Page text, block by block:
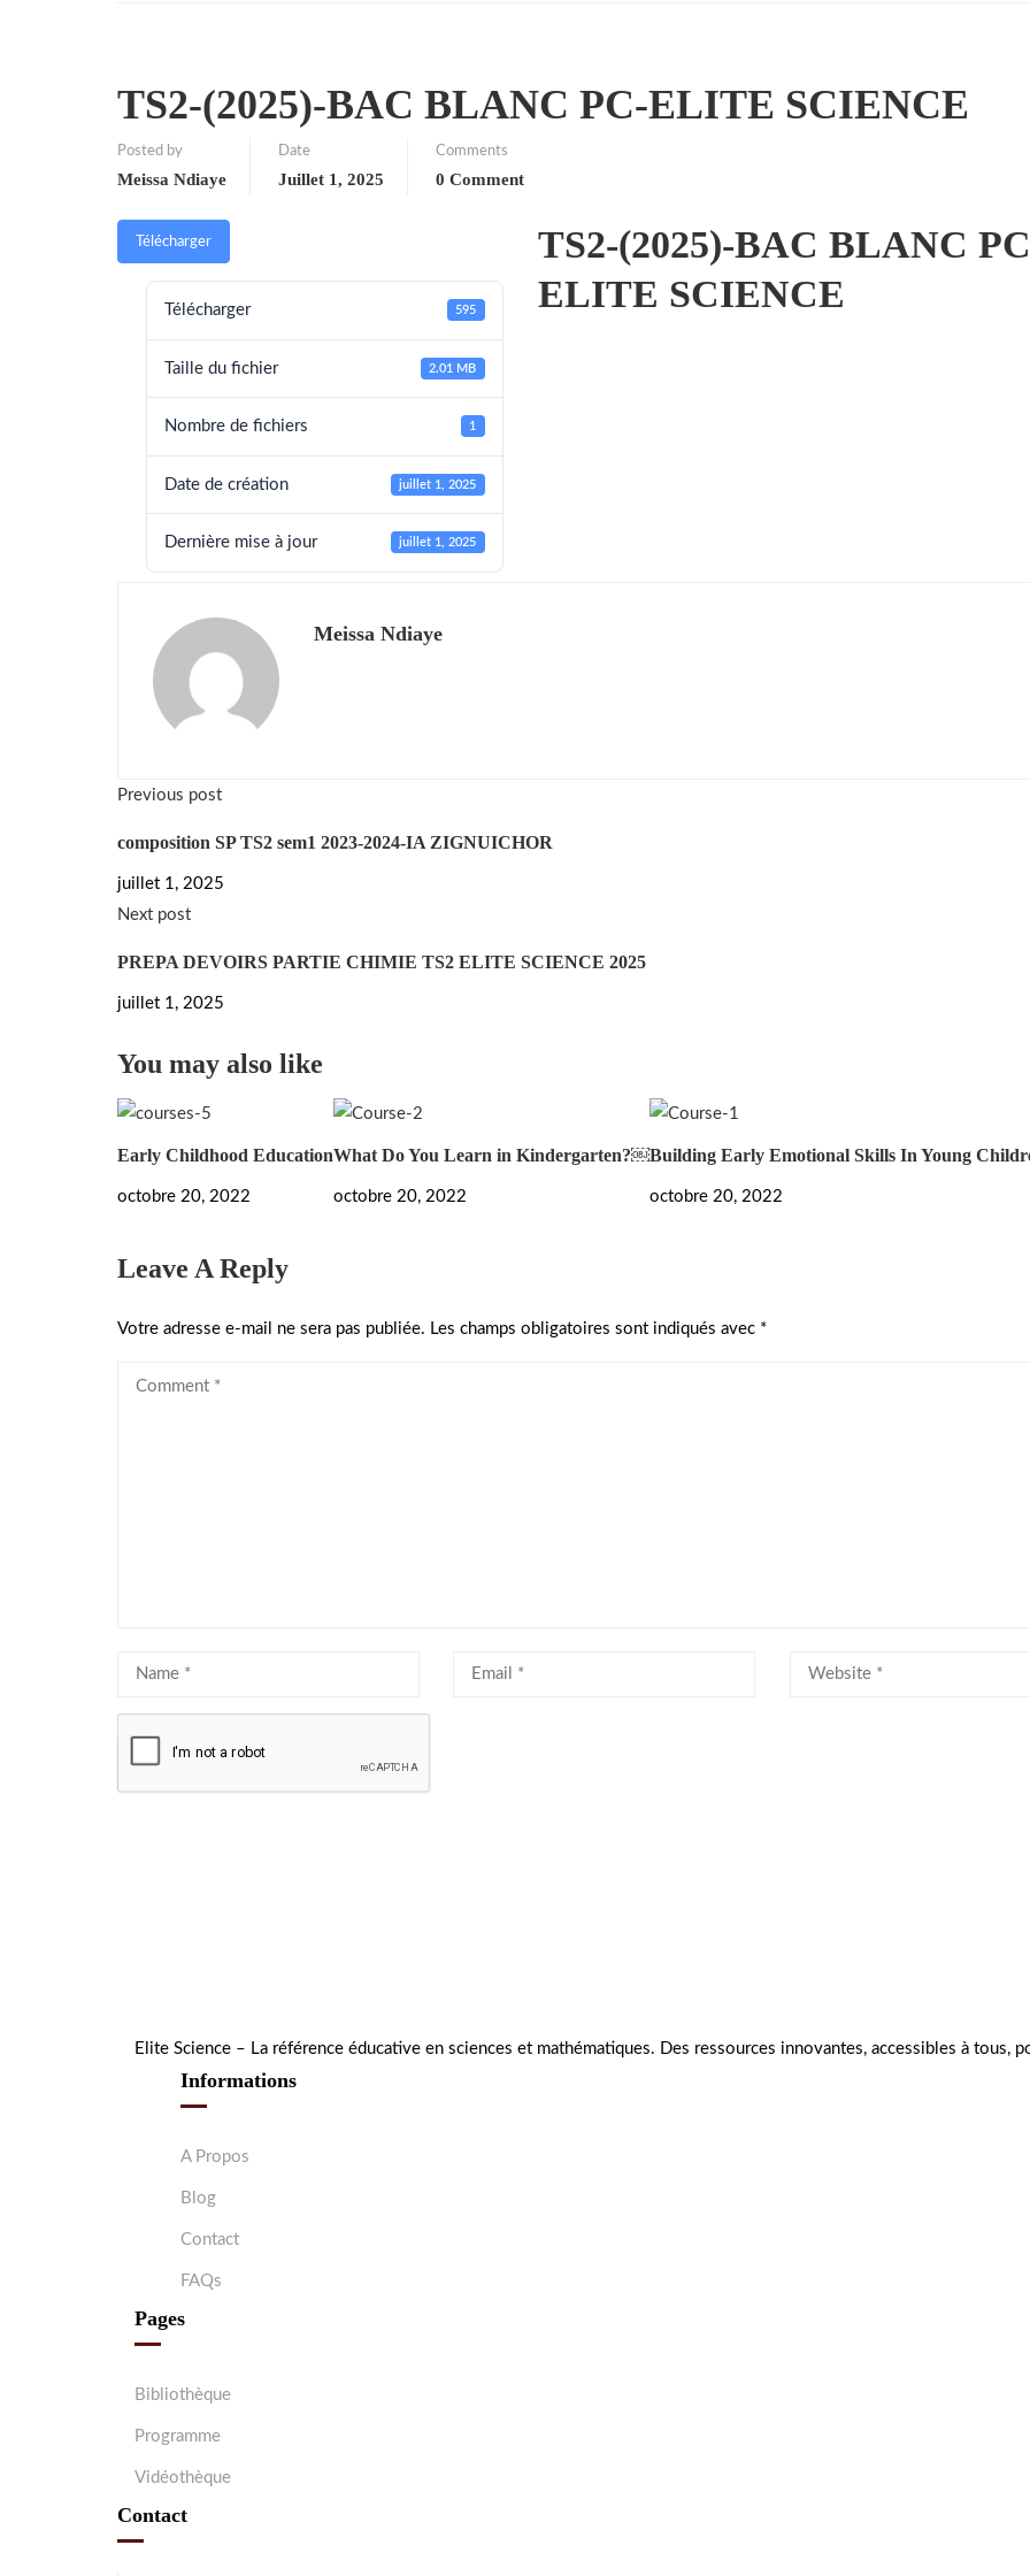
TS2-(2025)-BAC BLANC PC-ELITE SCIENCE
Posted by
Meissa Ndiaye
Date
Juillet 1, 2025
Comments
0 Comment
Télécharger
Télécharger 595
Taille du fichier 2.01 MB
Nombre de fichiers 1
Date de création juillet 1, 2025
Dernière mise à jour juillet 1, 2025
TS2-(2025)-BAC BLANC
ELITE SCIENCE
Meissa Ndiaye
Previous post
composition SP TS2 sem1 2023-2024-IA ZIGNUICHOR
juillet 1, 2025
Next post
PREPA DEVOIRS PARTIE CHIMIE TS2 ELITE SCIENCE 2025
juillet 1, 2025
You may also like
Early Childhood Education
octobre 20, 2022
What Do You Learn in Kindergarten?￼
octobre 20, 2022
Building Early Emotional Skills In Young
octobre 20, 2022
Leave A Reply
Votre adresse e-mail ne sera pas publiée. Les champs obligatoires sont indiqués avec *
Elite Science – La référence éducative en sciences et mathématiques. Des ressources innovantes, accessibles à tous,
Informations
A Propos
Blog
Contact
FAQs
Pages
Bibliothèque
Programme
Vidéothèque
Contact